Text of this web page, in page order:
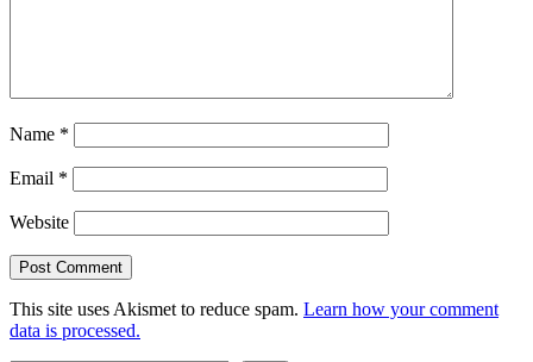
Name *
Email *
Website
This site uses Akismet to reduce spam. Learn how your comment
data is processed.